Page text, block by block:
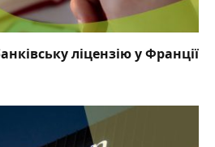
ліцензію у Франції